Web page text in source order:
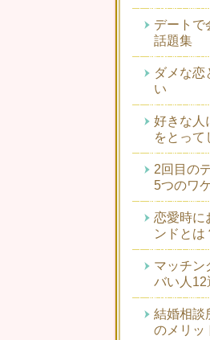
デートで
話題集
ダメな恋
い
好きな人
をとって
2回目の
5つのワ
恋愛時に
ンドとは
マッチン
バい人12
結婚相談
のメリッ